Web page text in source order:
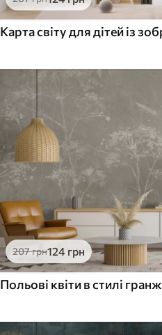
207грн124 грн
Польові квіти в стилі гранж